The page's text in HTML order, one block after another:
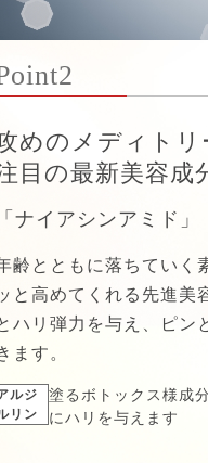
めのメディトリ
目の最新美容成
ナイアシンアミド」
齢とともに落ちていく
と高めてくれる先進美
ハリ弾力を与え、ピン
ます。
ルジ
リン
塗るボトックス様成
にハリを与えます